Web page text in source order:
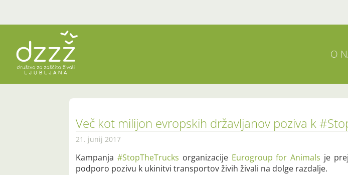
O
Več kot milijon evropskih državljanov poziva k
21. junij 2017
Kampanja #StopTheTrucks organizacije Eurogroup for Animals je
podporo pozivu k ukinitvi transportov živih živali na dolge razdalje.